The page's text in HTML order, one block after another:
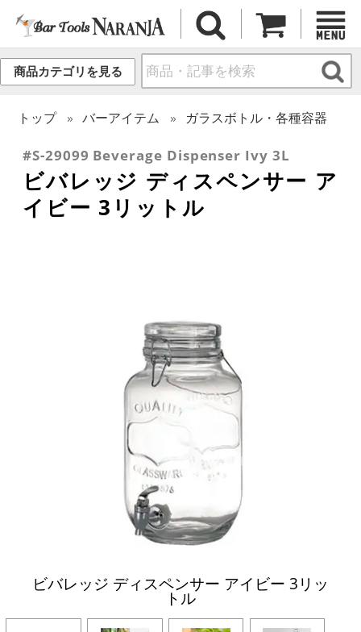
商品カテゴリを見る
トップ バーアイテム ガラスボトル・各種容器
#S-29099 Beverage Dispenser Ivy 3L
ビバレッジ ディスペンサー ア
イビー 3リットル
ビバレッジ ディスペンサー アイビー 3リッ
トル